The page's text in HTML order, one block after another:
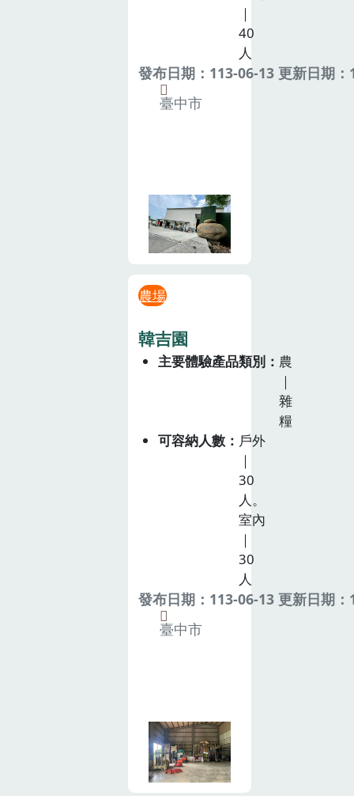
｜
40
人
發布日期：113-06-13 更新日期
臺中市
農場
韓吉園
主要體驗產品類別
農
｜
雜
糧
可容納人數
戶外
｜
30
人。
室內
｜
30
人
發布日期：113-06-13 更新日期
臺中市